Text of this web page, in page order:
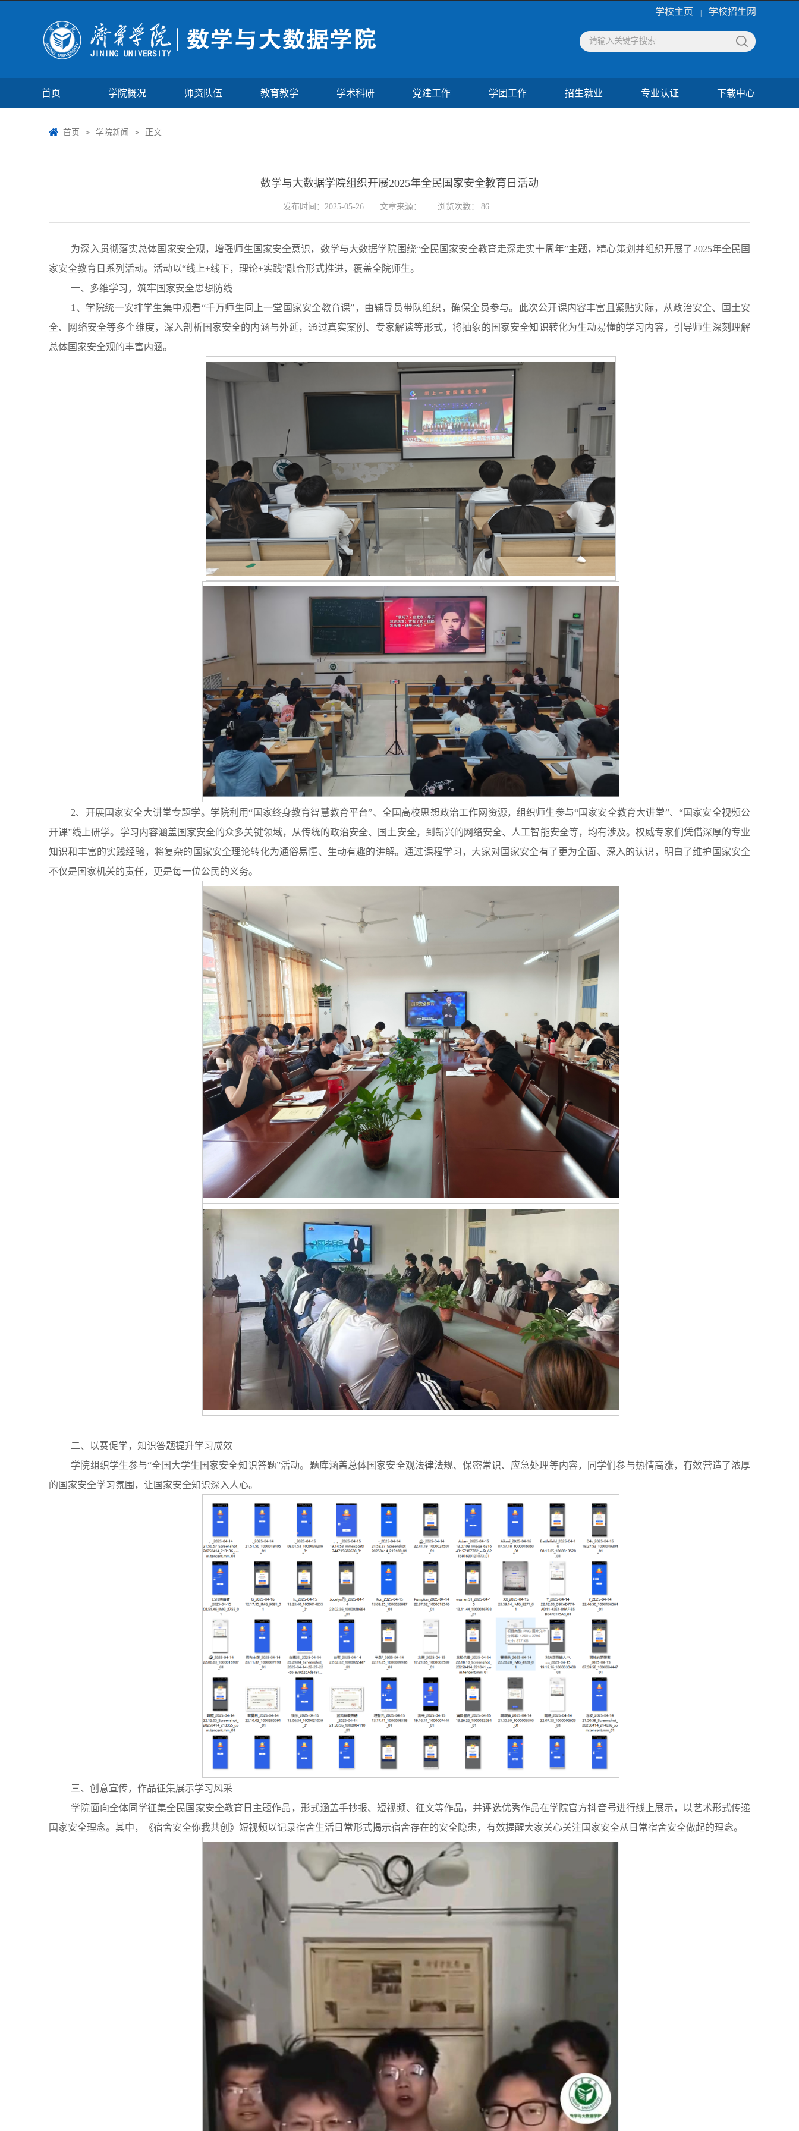
学校主页 学校招生网
首页 学院概况 师资队伍 教育教学 学术科研 党建工作 学团工作 招生就业 专业认证 下载中心
首页 > 学院新闻 > 正文
数学与大数据学院组织开展2025年全民国家安全教育日活动
发布时间：2025-05-26 文章来源： 浏览次数： 86
为深入贯彻落实总体国家安全观，增强师生国家安全意识，数学与大数据学院围绕“全民国家安全教育走深走实十周年”主题，精心策划并组织开展了2025年全民国
家安全教育日系列活动。活动以“线上+线下，理论+实践”融合形式推进，覆盖全院师生。
一、多维学习，筑牢国家安全思想防线
1、学院统一安排学生集中观看“千万师生同上一堂国家安全教育课”，由辅导员带队组织，确保全员参与。此次公开课内容丰富且紧贴实际，从政治安全、国土安
全、网络安全等多个维度，深入剖析国家安全的内涵与外延，通过真实案例、专家解读等形式，将抽象的国家安全知识转化为生动易懂的学习内容，引导师生深刻理解
总体国家安全观的丰富内涵。
2、开展国家安全大讲堂专题学。学院利用“国家终身教育智慧教育平台”、全国高校思想政治工作网资源，组织师生参与“国家安全教育大讲堂”、“国家安全视频公
开课”线上研学。学习内容涵盖国家安全的众多关键领域，从传统的政治安全、国土安全，到新兴的网络安全、人工智能安全等，均有涉及。权威专家们凭借深厚的专业
知识和丰富的实践经验，将复杂的国家安全理论转化为通俗易懂、生动有趣的讲解。通过课程学习，大家对国家安全有了更为全面、深入的认识，明白了维护国家安全
不仅是国家机关的责任，更是每一位公民的义务。
二、以赛促学，知识答题提升学习成效
学院组织学生参与“全国大学生国家安全知识答题”活动。题库涵盖总体国家安全观法律法规、保密常识、应急处理等内容，同学们参与热情高涨，有效营造了浓厚
的国家安全学习氛围，让国家安全知识深入人心。
三、创意宣传，作品征集展示学习风采
学院面向全体同学征集全民国家安全教育日主题作品，形式涵盖手抄报、短视频、征文等作品，并评选优秀作品在学院官方抖音号进行线上展示，以艺术形式传递
国家安全理念。其中，《宿舍安全你我共创》短视频以记录宿舍生活日常形式揭示宿舍存在的安全隐患，有效提醒大家关心关注国家安全从日常宿舍安全做起的理念。